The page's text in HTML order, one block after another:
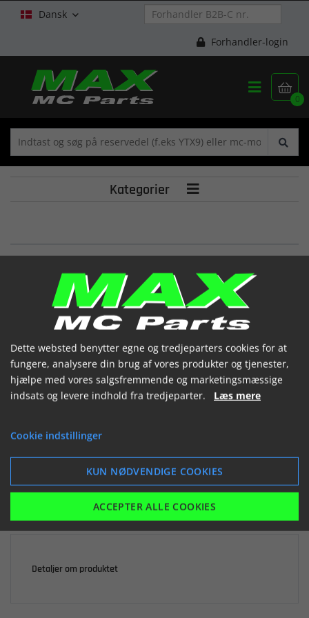
Dansk 
Forhandler-login

0

Kategorier 
GASKET T/ADJS(GD
(12837-31321)


10,10 kr.
LÆG I KURV
Detaljer om produktet
Dette websted benytter egne og tredjeparters cookies for at
fungere, analysere din brug af vores produkter og tjenester,
hjælpe med vores salgsfremmende og marketingsmæssige
indsats og levere indhold fra tredjeparter. Læs mere
Cookie indstillinger
KUN NØDVENDIGE COOKIES
ACCEPTER ALLE COOKIES